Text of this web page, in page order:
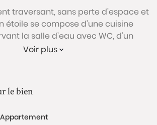
traversant, sans perte d’espace et
étoile se compose d'une cuisine
la salle d’eau avec WC, d’un
L’accès à la chambre se
Voir plus
le bien
Appartement